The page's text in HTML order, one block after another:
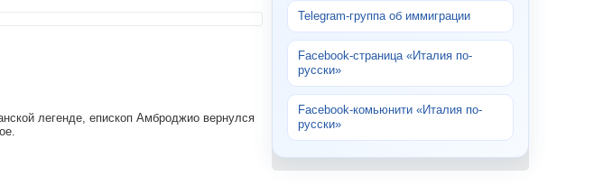
легенде, епископ Амброджио вернулся
Telegram-группа об иммиграции
Facebook-страница «Италия по-
русски»
Facebook-комьюнити «Италия по-
русски»